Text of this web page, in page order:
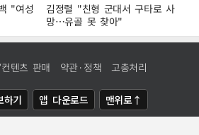
"여성
김정렬 "친형 군대서 구타로 사
망…유골 못 찾아"
텐츠 판매 약관·정책 고충처리
하기 앱 다운로드 맨위로↑